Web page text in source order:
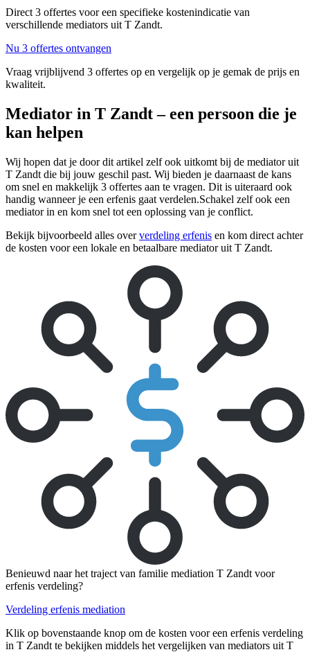
Direct 3 offertes voor een specifieke kostenindicatie van
verschillende mediators uit T Zandt.
Nu 3 offertes ontvangen
Vraag vrijblijvend 3 offertes op en vergelijk op je gemak de prijs en
kwaliteit.
Mediator in T Zandt – een persoon die je
kan helpen
Wij hopen dat je door dit artikel zelf ook uitkomt bij de mediator uit
T Zandt die bij jouw geschil past. Wij bieden je daarnaast de kans
om snel en makkelijk 3 offertes aan te vragen. Dit is uiteraard ook
handig wanneer je een erfenis gaat verdelen.Schakel zelf ook een
mediator in en kom snel tot een oplossing van je conflict.
Bekijk bijvoorbeeld alles oververdeling erfenis en kom direct achter
de kosten voor een lokale en betaalbare mediator uit T Zandt.
Benieuwd naar het traject van familie mediation T Zandt voor
erfenis verdeling?
Verdeling erfenis mediation
Klik op bovenstaande knop om de kosten voor een erfenis verdeling
in T Zandt te bekijken middels het vergelijken van mediators uit T